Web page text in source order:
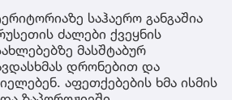
საჰაერო განგაშია
ძალები ქვეყნის
მასშტაბურ
დრონებით და
აფეთქებების ხმა ისმის